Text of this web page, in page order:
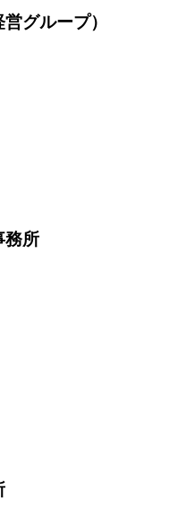
グループ）
務所